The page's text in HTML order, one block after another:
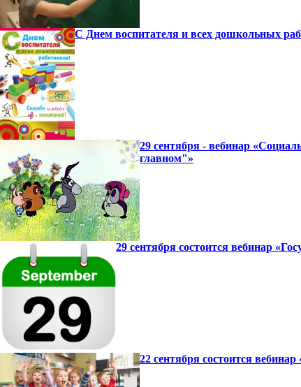
С Днем воспитателя и всех дошкольных
29 сентября - вебинар
главном"»
29 сентября состоится вебинар
22 сентября состоится